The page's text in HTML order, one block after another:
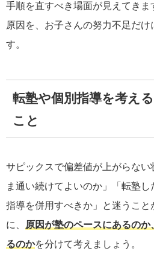
手順を直すべき場面が見えてき
原因を、お子さんの努力不足だ
す。
転塾や個別指導を考え
こと
サピックスで偏差値が上がらない
ま通い続けてよいのか」「転塾し
指導を併用すべきか」と迷うこ
に、
原因が塾のペースにあるの
るのかを分けて考えましょう。